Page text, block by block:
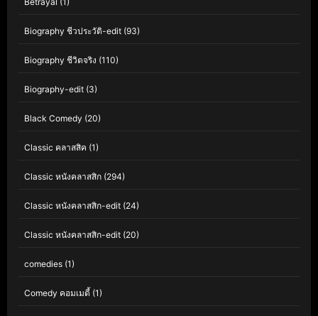
Biography ชีวประวัติ-edit (93)
Biography ชีวิตจริง (110)
Biography-edit (3)
Black Comedy (20)
Classic คลาสสิค (1)
Classic หนังคลาสสิก (294)
Classic หนังคลาสสิก-edit (24)
Classic หนังคลาสสิก-edit (20)
comedies (1)
Comedy คอมเมดี้ (1)